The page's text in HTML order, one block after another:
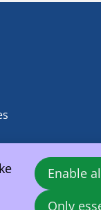
Enable
Only